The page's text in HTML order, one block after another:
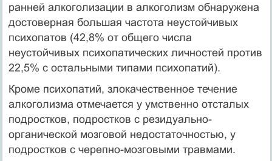
ранней алкоголизации в алкоголизм обнаружена
достоверная большая частота неустойчивых
психопатов (42,8% от общего числа
неустойчивых психопатических личностей против
22,5% с остальными типами психопатий).
Кроме психопатий, злокачественное течение
алкоголизма отмечается у умственно отсталых
подростков, подростков с резидуально-
органической мозговой недостаточнос­тью, у
подростков с черепно-мозговыми травмами.